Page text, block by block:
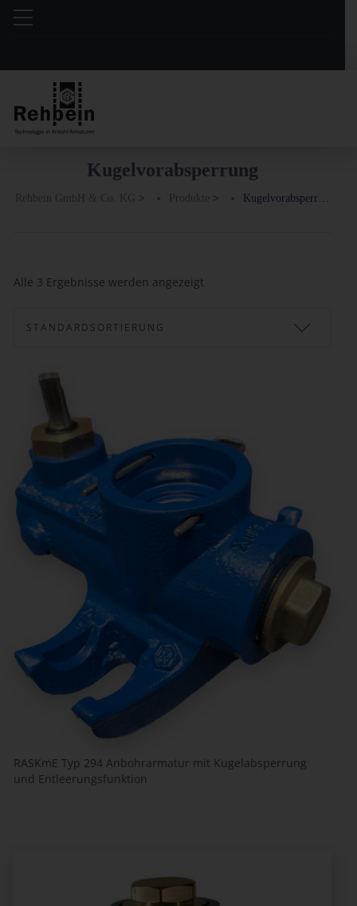
Kugelvorabsperrung
> > Kugelvorabsperrung
Alle 3 Ergebnisse werden angezeigt
RASKmE Typ 294 Anbohrarmatur mit Kugelabsperrung
und Entleerungsfunktion